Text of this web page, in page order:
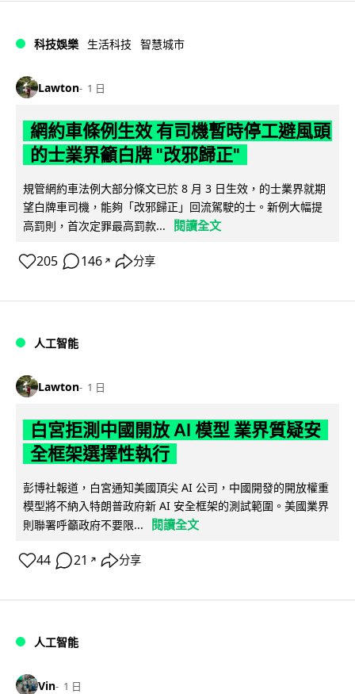
科技娛樂 生活科技 智慧城市
Lawton 1 日
網約車條例生效 有司機暫時停工避風頭
的士業界籲白牌 "改邪歸正"
規管網約車法例大部分條文已於 8 月 3 日生效，的士業界就期
望白牌車司機，能夠「改邪歸正」回流駕駛的士。新例大幅提
高罰則，首次定罪最高罰款...
閱讀全文
205 146 ↗ 分享
人工智能
Lawton 1 日
白宮拒測中國開放 AI 模型 業界質疑安
全框架選擇性執行
彭博社報道，白宮通知美國頂尖 AI 公司，中國開發的開放權重
模型將不納入特朗普政府新 AI 安全框架的測試範圍。美國業界
則聯署呼籲政府不要限...
閱讀全文
44 21 ↗ 分享
人工智能
Vin 1 日